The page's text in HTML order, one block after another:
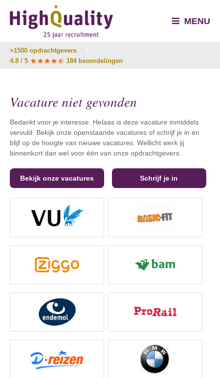
MENU
>1500 opdrachtgevers
4.8 / 5
184 beoordelingen
Vacature niet gevonden
Bedankt voor je interesse. Helaas is deze vacature inmiddels
vervuld. Bekijk onze openstaande vacatures of schrijf je in en
blijf op de hoogte van nieuwe vacatures. Wellicht werk jij
binnenkort dan wel voor één van onze opdrachtgevers.
Bekijk onze vacatures Schrijf je in